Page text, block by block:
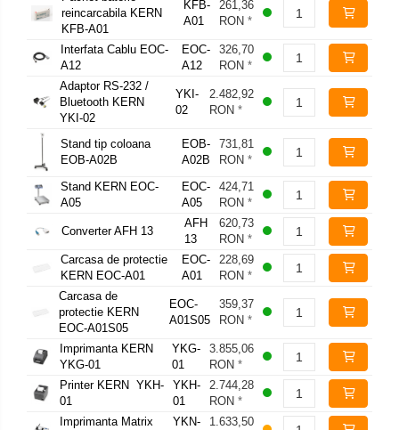
reincarcabila KERN
KFB-A01
KFB-
A01
261,36
RON *
Interfata Cablu EOC-
A12
EOC-
A12
326,70
RON *
Adaptor RS-232 /
Bluetooth KERN
YKI-02
YKI-
02
2.482,92
RON *
Stand tip coloana
EOB-A02B
EOB-
A02B
731,81
RON *
Stand KERN EOC-
A05
EOC-
A05
424,71
RON *
Converter AFH 13
AFH
13
620,73
RON*
Carcasa de protectie
KERN EOC-A01
EOC-
A01
228,69
RON *
Carcasa de
protectie KERN
EOC-A01S05
EOC-
A01S05
359,37
RON *
Imprimanta KERN
YKG-01
YKG-
01
3.855,06
RON *
Printer KERN YKH-
01
YKH-
01
2.744,28
RON *
Imprimanta Matrix
YKN-
1.633,50